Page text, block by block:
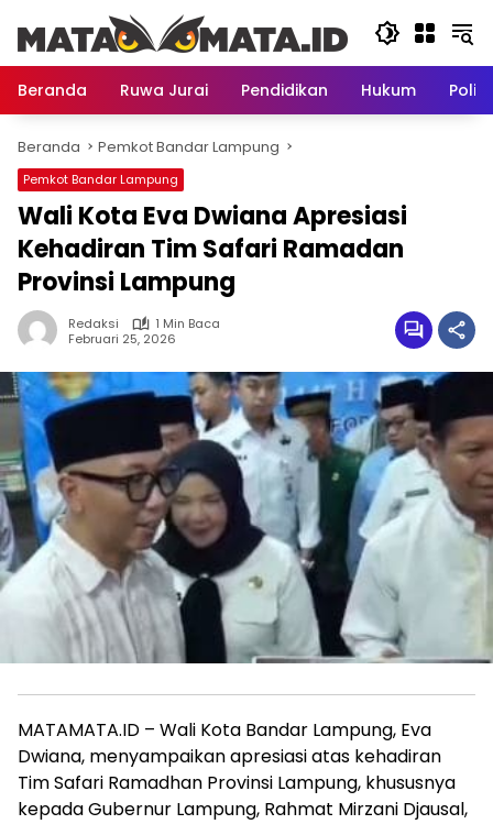
konten
Beranda
Ruwa Jurai Pendidikan Hukum
Beranda Pemkot Bandar Lampung
Pemkot Bandar Lampung
Wali Kota Eva Dwiana Apresiasi
Kehadiran Tim Safari Ramadan
Provinsi Lampung
Redaksi
1 Min Baca
Februari 25, 2026
MATAMATA.ID – Wali Kota Bandar Lampung, Eva
Dwiana, menyampaikan apresiasi atas kehadiran
Tim Safari Ramadhan Provinsi Lampung, khususnya
kepada Gubernur Lampung, Rahmat Mirzani Djausal,